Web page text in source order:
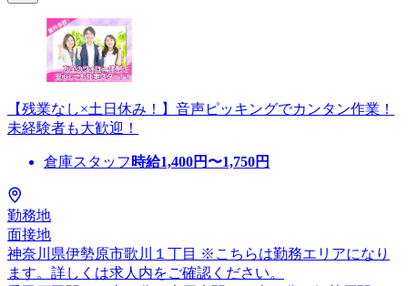
【残業なし×土日休み！】音声ピッキングでカンタン作業！
未経験者も大歓迎！
倉庫スタッフ 時給1,400円〜1,750円
勤務地
面接地
神奈川県伊勢原市歌川１丁目 ※こちらは勤務エリアになり
ます。詳しくは求人内をご確認ください。